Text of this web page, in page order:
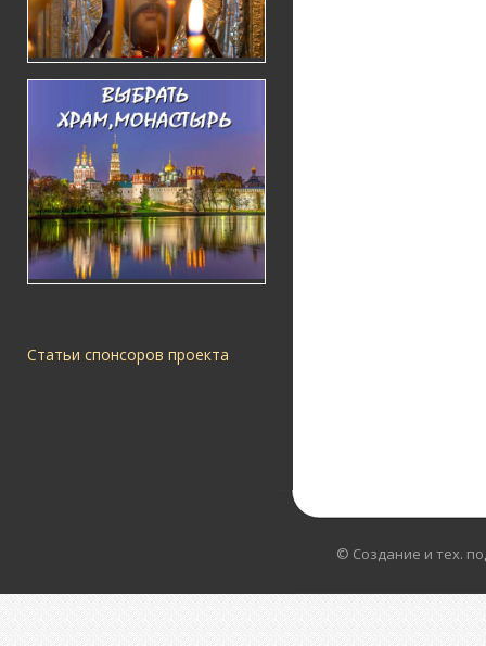
Статьи спонсоров проекта
© Создание и тех.